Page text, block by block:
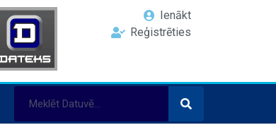
Ienākt
Reģistrēties